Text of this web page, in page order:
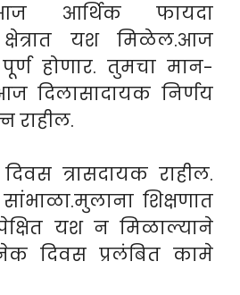
आर्थिक फायदा
क्षेत्रात यश मिळेल.आज
होणार. तुमचा मान-
दिलासादायक निर्णय
राहील.
त्रासदायक राहील.
शिक्षणात
यश न मिळाल्याने
दिवस प्रलंबित कामे